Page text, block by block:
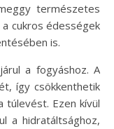
természetes
cukros édességek
is.
a fogyáshoz. A
így csökkenthetik
túlevést. Ezen kívül
a hidratáltsághoz,